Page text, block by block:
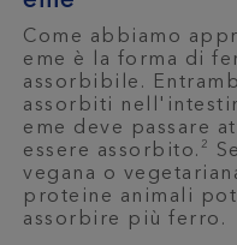
Come abbiamo
eme è la forma di
assorbibile.
assorbiti
eme deve passare
essere assorbito. 2
vegana o
proteine animali
assorbire più ferro.